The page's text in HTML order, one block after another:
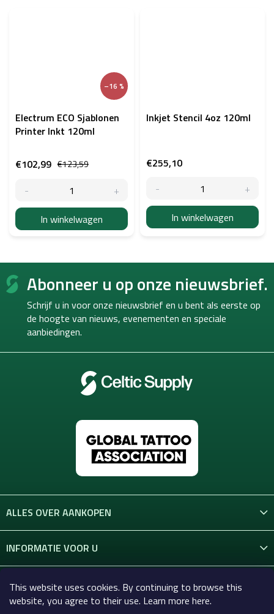
This website uses cookies. By continuing to browse this
website, you agree to their use. Learn more here.
–16 %
Electrum ECO Sjablonen
Printer Inkt 120ml
€123,59
€102,99
In winkelwagen
Inkjet Stencil 4oz 120ml
€255,10
In winkelwagen
F
Abonneer u op onze nieuwsbrief.
Schrijf u in voor onze nieuwsbrief en u bent als eerste op
de hoogte van nieuws, evenementen en speciale
aanbiedingen.
ALLES OVER AANKOPEN
INFORMATIE VOOR U
CONTACT